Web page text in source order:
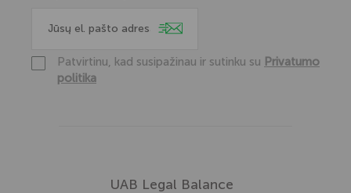
Patvirtinu, kad susipažinau ir sutinku su Privatumo
politika
UAB Legal Balance